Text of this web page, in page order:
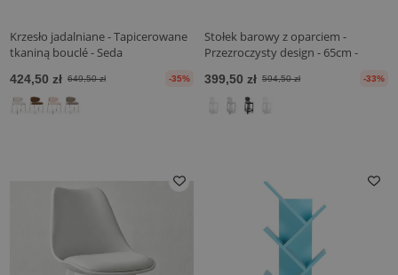
Krzesło jadalniane - Tapicerowane
tkaniną bouclé - Seda
424,50 zł 649,50 zł -35%
Stołek barowy z oparciem -
Przezroczysty design - 65cm -
399,50 zł 594,50 zł -33%